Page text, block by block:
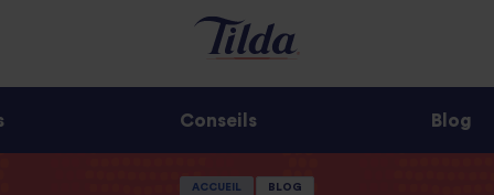
Conseils Blog
ACCUEIL BLOG